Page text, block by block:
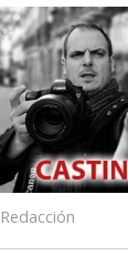
Redacción